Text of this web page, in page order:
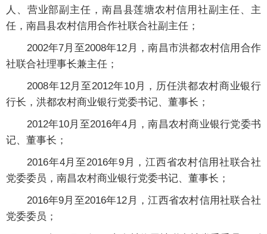
人、营业部副主任，南昌县莲塘农村信用社副主任、主
任，南昌县农村信用合作社联合社副主任；
2002年7月至2008年12月，南昌市洪都农村信用合作
社联合社理事长兼主任；
2008年12月至2012年10月，历任洪都农村商业银行
行长，洪都农村商业银行党委书记、董事长；
2012年10月至2016年4月，南昌农村商业银行党委书
记、董事长；
2016年4月至2016年9月，江西省农村信用社联合社
党委委员，南昌农村商业银行党委书记、董事长；
2016年9月至2016年12月，江西省农村信用社联合社
党委委员；